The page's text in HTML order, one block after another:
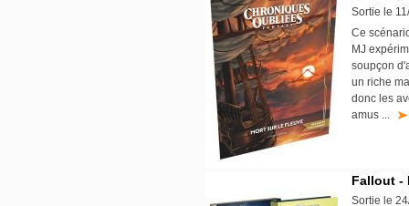
Sortie le
Ce
MJ
soupçon
un riche
donc les
amus ...
Fallout -
Sortie le